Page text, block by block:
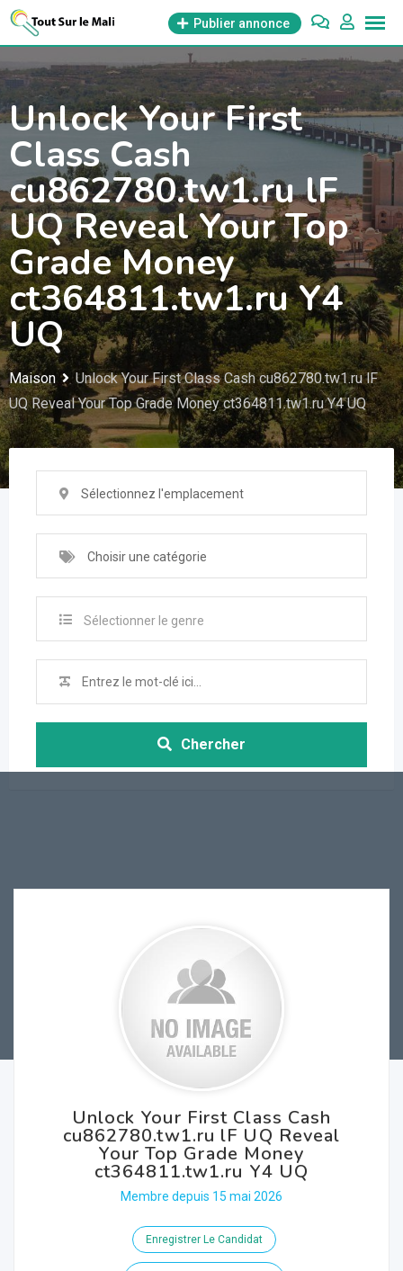
Aller
Publier annonce
Unlock Your First
Class Cash
cu862780.tw1.ru lF
UQ Reveal Your Top
Grade Money
ct364811.tw1.ru Y4
UQ
Maison
Unlock Your First Class Cash cu862780.tw1.ru lF
UQ Reveal Your Top Grade Money ct364811.tw1.ru Y4 UQ
Sélectionnez l'emplacement
Choisir une catégorie
Sélectionner le genre
Chercher
Unlock Your First Class Cash
cu862780.tw1.ru lF UQ Reveal
Your Top Grade Money
ct364811.tw1.ru Y4 UQ
Membre depuis 15 mai 2026
Enregistrer Le Candidat